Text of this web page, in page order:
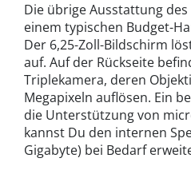
Die übrige Ausstattung
einem typischen Budget-
Der 6,25-Zoll-Bildschirm
auf. Auf der Rückseite
Triplekamera, deren
Megapixeln auflösen. Ein
die Unterstützung von
kannst Du den internen
Gigabyte) bei Bedarf